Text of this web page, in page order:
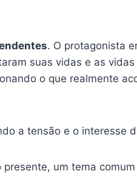
. O protagonista
suas vidas e as
o que realmente
a tensão e o interesse
um tema